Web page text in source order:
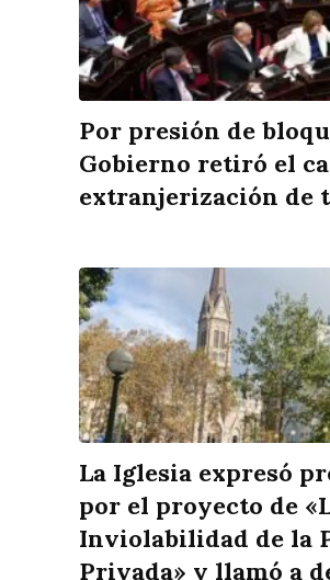
Por presión de
Gobierno retiró el
extranjerización de
La Iglesia expresó
por el proyecto de
Inviolabilidad de la
Privada» y llamó a